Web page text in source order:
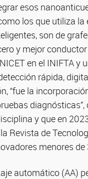
esos
los que utiliza
son de
y mejor
en el INIFTA
rápida,
“fue la
y que en
Revista de
menores de
automático (AA)